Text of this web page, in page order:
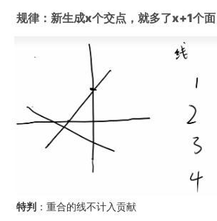
规律：新生成x个交点，就多了x+1个面
特判 ：重合的线不计入贡献